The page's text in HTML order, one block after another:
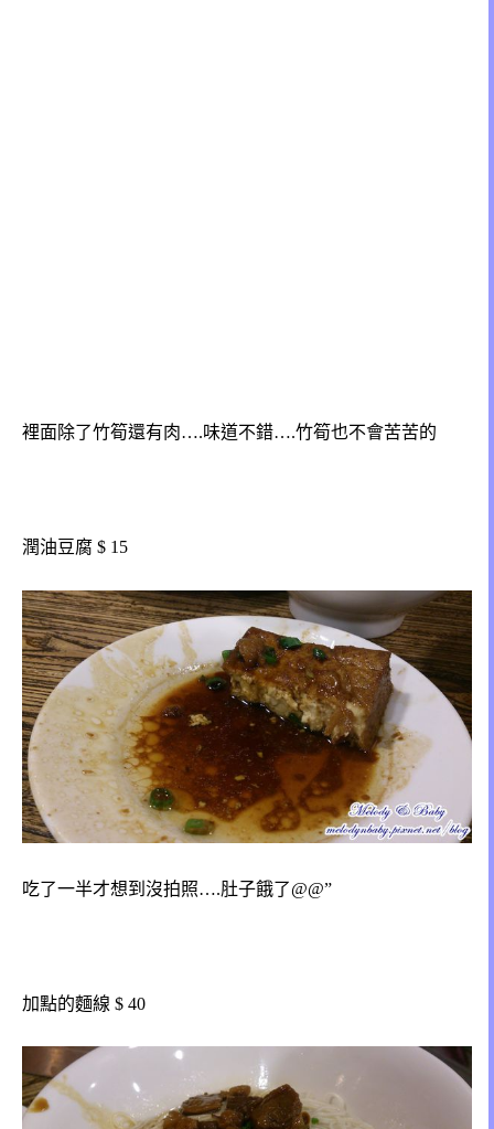
裡面除了竹筍還有肉….味道不錯….竹筍也不會苦苦的
潤油豆腐 $ 15
吃了一半才想到沒拍照….肚子餓了@@”
加點的麵線 $ 40